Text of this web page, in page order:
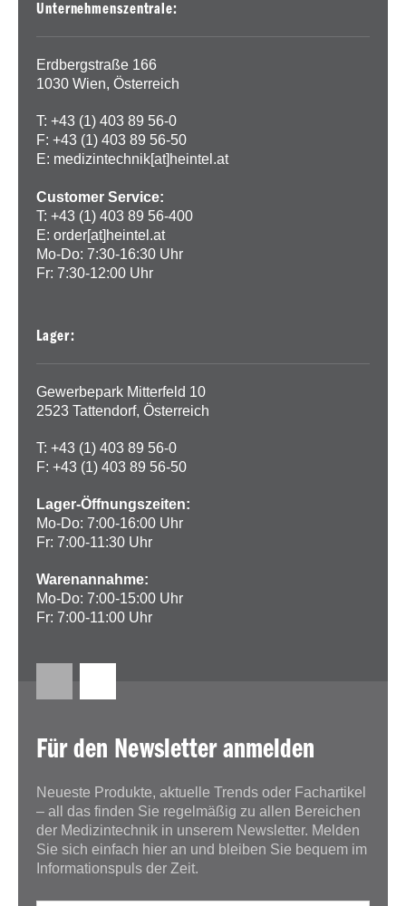
Unternehmenszentrale:
Erdbergstraße 166
1030 Wien, Österreich
T: +43 (1) 403 89 56-0
F: +43 (1) 403 89 56-50
E: medizintechnik[at]heintel.at
Customer Service:
T: +43 (1) 403 89 56-400
E: order[at]heintel.at
Mo-Do: 7:30-16:30 Uhr
Fr: 7:30-12:00 Uhr
Lager:
Gewerbepark Mitterfeld 10
2523 Tattendorf, Österreich
T: +43 (1) 403 89 56-0
F: +43 (1) 403 89 56-50
Lager-Öffnungszeiten:
Mo-Do: 7:00-16:00 Uhr
Fr: 7:00-11:30 Uhr
Warenannahme:
Mo-Do: 7:00-15:00 Uhr
Fr: 7:00-11:00 Uhr
Für den Newsletter anmelden
Neueste Produkte, aktuelle Trends oder Fachartikel
– all das finden Sie regelmäßig zu allen Bereichen
der Medizintechnik in unserem Newsletter. Melden
Sie sich einfach hier an und bleiben Sie bequem im
Informationspuls der Zeit.